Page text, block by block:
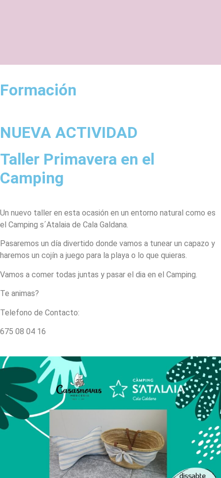
Formación
NUEVA ACTIVIDAD
Taller Primavera en el
Camping
Un nuevo taller en esta ocasión en un entorno natural como es
el Camping s´Atalaia de Cala Galdana.
Pasaremos un día divertido donde vamos a tunear un capazo y
haremos un cojín a juego para la playa o lo que quieras.
Vamos a comer todas juntas y pasar el dia en el Camping.
Te animas?
Telefono de Contacto:
675 08 04 16